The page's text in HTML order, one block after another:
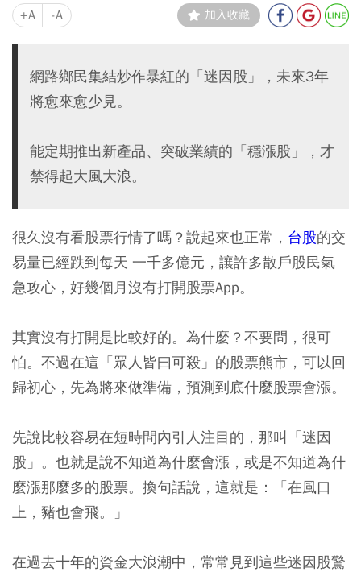
+A -A 加入收藏
網路鄉民集結炒作暴紅的「迷因股」，未來3年
將愈來愈少見。
能定期推出新產品、突破業績的「穩漲股」，才
禁得起大風大浪。
很久沒有看股票行情了嗎？說起來也正常， 台股的交
易量已經跌到每天 一千多億元，讓許多散戶股民氣
急攻心，好幾個月沒有打開股票App。
其實沒有打開是比較好的。為什麼？不要問，很可
怕。不過在這「眾人皆曰可殺」的股票熊市，可以回
歸初心，先為將來做準備，預測到底什麼股票會漲。
先說比較容易在短時間內引人注目的，那叫「迷因
股」。也就是說不知道為什麼會漲，或是不知道為什
麼漲那麼多的股票。換句話說，這就是：「在風口
上，豬也會飛。」
在過去十年的資金大浪潮中，常常見到這些迷因股驚